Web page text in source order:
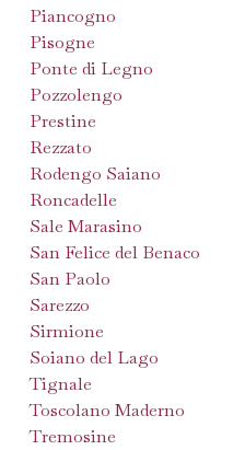
Piancogno
Pisogne
Ponte di Legno
Pozzolengo
Prestine
Rezzato
Rodengo Saiano
Roncadelle
Sale Marasino
San Felice del Benaco
San Paolo
Sarezzo
Sirmione
Soiano del Lago
Tignale
Toscolano Maderno
Tremosine